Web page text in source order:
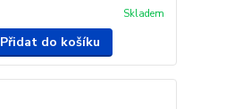
Skladem
Přidat do košíku